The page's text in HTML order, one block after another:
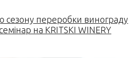
сезону переробки винограду
на KRITSKI WINERY